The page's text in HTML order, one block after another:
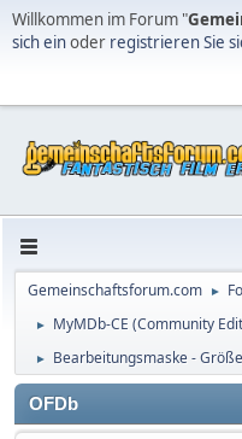
Willkommen im Forum "
sich einoder registrieren Sie
Gemeinschaftsforum.com ►
► MyMDb-CE (Community
► Bearbeitungsmaske -
OFDb